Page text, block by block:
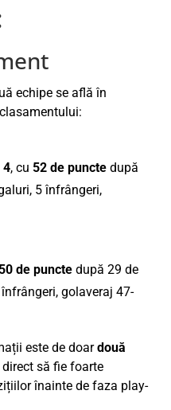
echipe se află în
4, cu 52 de puncte după
5 înfrângeri,
de puncte după 29 de
golaveraj 47-
este de doardouă
să fie foarte
înainte de faza play-